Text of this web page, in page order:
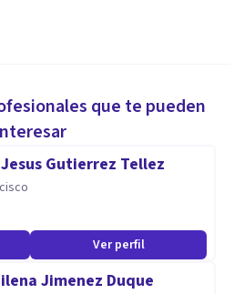
que te pueden
Gutierrez Tellez
Ver perfil
Jimenez Duque